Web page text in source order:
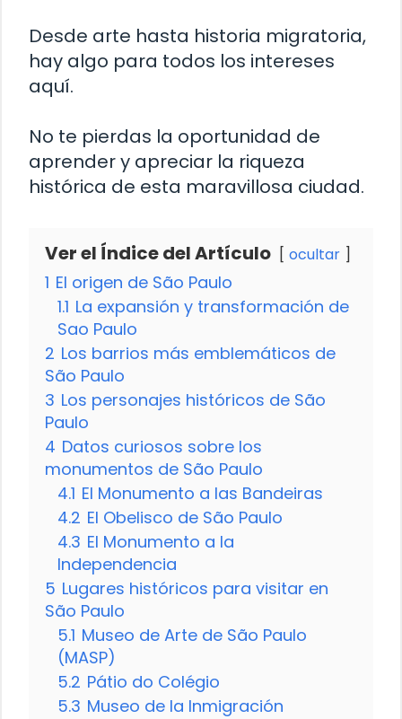
Desde arte hasta historia migratoria,
hay algo para todos los intereses
aquí.
No te pierdas la oportunidad de
aprender y apreciar la riqueza
histórica de esta maravillosa ciudad.
Ver el Índice del Artículo ocultar
1 El origen de São Paulo
1.1 La expansión y transformación de
Sao Paulo
2 Los barrios más emblemáticos de
São Paulo
3 Los personajes históricos de São
Paulo
4 Datos curiosos sobre los
monumentos de São Paulo
4.1 El Monumento a las Bandeiras
4.2 El Obelisco de São Paulo
4.3 El Monumento a la
Independencia
5 Lugares históricos para visitar en
São Paulo
5.1 Museo de Arte de São Paulo
(MASP)
5.2 Pátio do Colégio
5.3 Museo de la Inmigración